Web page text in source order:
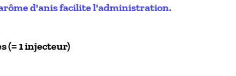
d'anis facilite l'administration.
(= 1 injecteur)